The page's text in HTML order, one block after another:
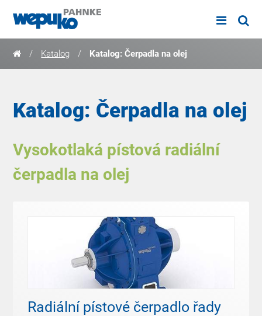
/ Katalog / Katalog: Čerpadla na olej
Katalog: Čerpadla na olej
Vysokotlaká pístová radiální
čerpadla na olej
Radiální pístové čerpadlo řady